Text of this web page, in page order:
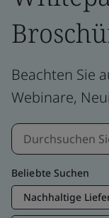
Beachten Sie
Webinare,
Beliebte Suchen
Nachhaltige